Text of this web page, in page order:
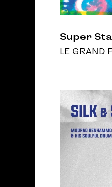
Super
LE GRAND